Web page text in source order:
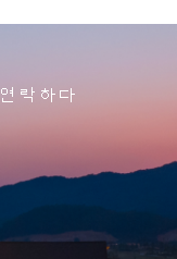
연락하다